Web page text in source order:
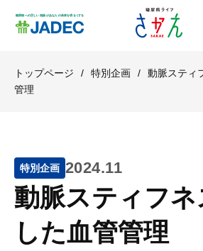
トップページ / 特別企画 /
動脈スティ
管理
特別企画 2024.11
動脈スティフネ
した血管管理